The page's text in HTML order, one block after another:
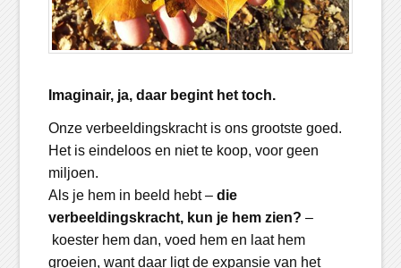
Imaginair, ja, daar begint het toch.
Onze verbeeldingskracht is ons grootste goed.
Het is eindeloos en niet te koop, voor geen
miljoen.
Als je hem in beeld hebt – die
verbeeldingskracht, kun je hem zien? –
koester hem dan, voed hem en laat hem
groeien, want daar ligt de expansie van het